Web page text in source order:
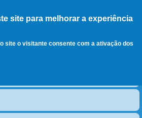
site para melhorar a experiência
site o visitante consente com a ativação dos
, ir para a
página principal
da visão diferente